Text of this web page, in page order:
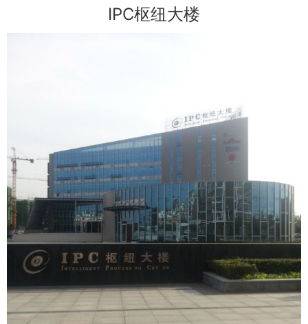
------------------------------------
IPC枢纽大楼